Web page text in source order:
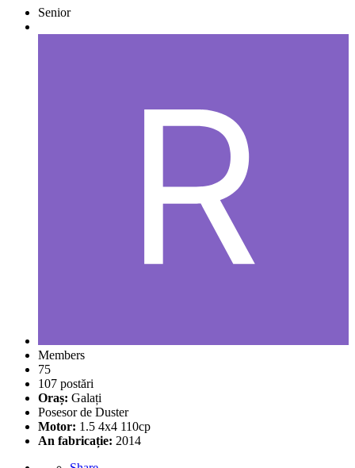
Senior
Members
75
107 postări
Oraș: Galați
Posesor de Duster
Motor: 1.5 4x4 110cp
An fabricație: 2014